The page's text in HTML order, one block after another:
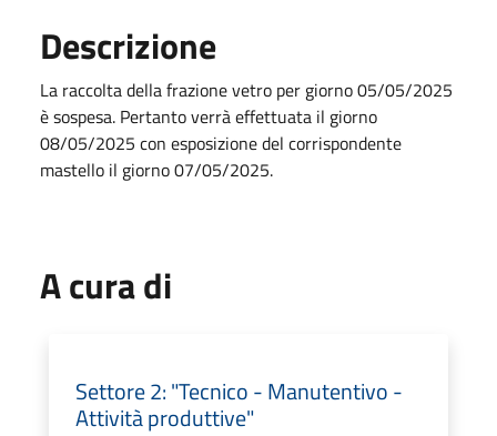
Descrizione
La raccolta della frazione vetro per giorno 05/05/2025
è sospesa. Pertanto verrà effettuata il giorno
08/05/2025 con esposizione del corrispondente
mastello il giorno 07/05/2025.
A cura di
Settore 2: "Tecnico - Manutentivo -
Attività produttive"